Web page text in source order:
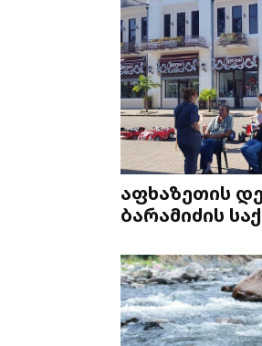
აფხაზეთის
ბარამიძის